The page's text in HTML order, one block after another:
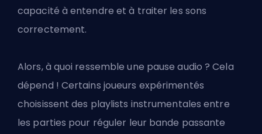
capacité à entendre et à traiter les sons
correctement.
Alors, à quoi ressemble une pause audio ? Cela
dépend ! Certains joueurs expérimentés
choisissent des playlists instrumentales entre
les parties pour réguler leur bande passante